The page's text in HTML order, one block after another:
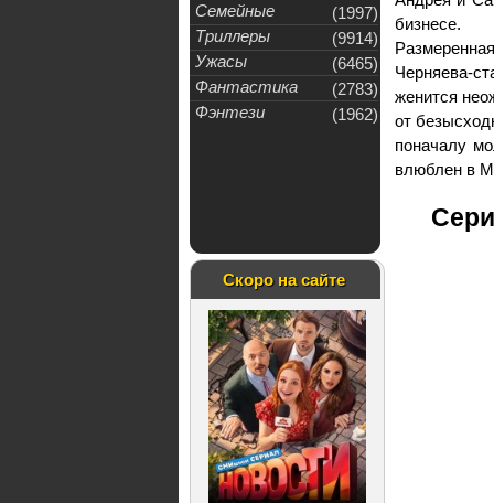
Семейные
(1997)
Триллеры
(9914)
Ужасы
(6465)
Фантастика
(2783)
Фэнтези
(1962)
Скоро на сайте
бизнесе.
Черняева-
женится
от
поначалу
влюблен в